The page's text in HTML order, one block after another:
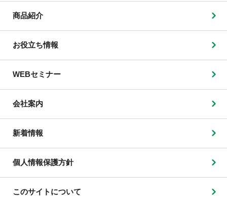
商品紹介
お役立ち情報
WEBセミナー
会社案内
新着情報
個人情報保護方針
このサイトについて